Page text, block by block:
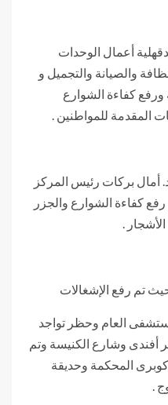
أعمال الوحدات
والصيانة والتجميل و
كفاءة الشوارع
المقدمة للمواطنين .
بركات رئيس المركز
كما تم رفع كفاءة الشوارع والجزر
.
تم رفع الإشغالات
العام وحظر تواجد
أفندى وشارع الكنيسة وتم
كوبرى المحكمة وحديقة
.